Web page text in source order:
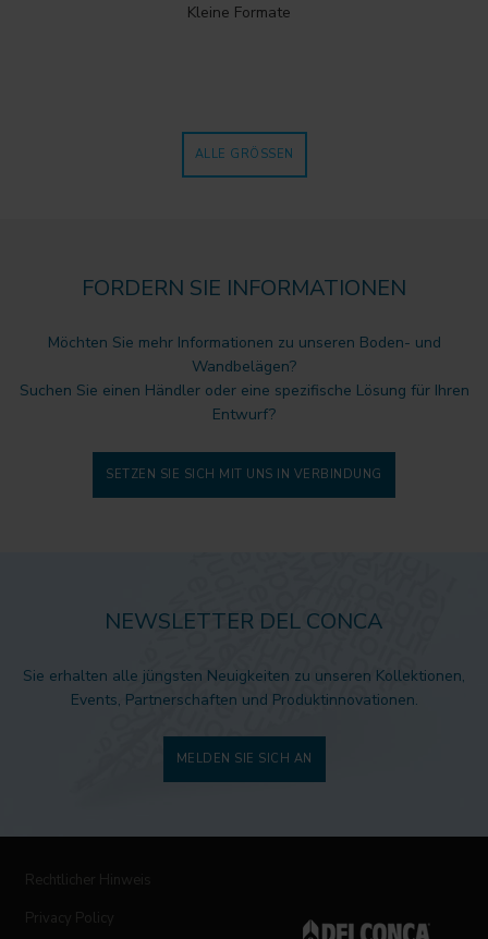
Kleine Formate
ALLE GRÖSSEN
FORDERN SIE INFORMATIONEN
Möchten Sie mehr Informationen zu unseren Boden- und
Wandbelägen?
Suchen Sie einen Händler oder eine spezifische Lösung für Ihren
Entwurf?
SETZEN SIE SICH MIT UNS IN VERBINDUNG
NEWSLETTER DEL CONCA
Sie erhalten alle jüngsten Neuigkeiten zu unseren Kollektionen,
Events, Partnerschaften und Produktinnovationen.
MELDEN SIE SICH AN
Rechtlicher Hinweis
Privacy Policy